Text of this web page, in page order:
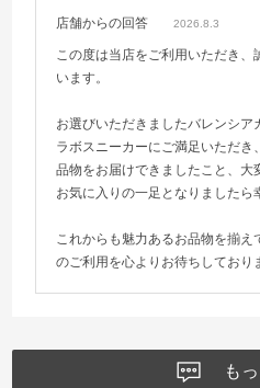
店舗からの回答 2026.8.3
この度は当店をご利用いただき、
います。
お選びいただきましたバレンシア
ラボスニーカーにご満足いただき
品物をお届けできましたこと、大
お気に入りの一足となりましたら
これからも魅力あるお品物を揃え
のご利用を心よりお待ちしており
も